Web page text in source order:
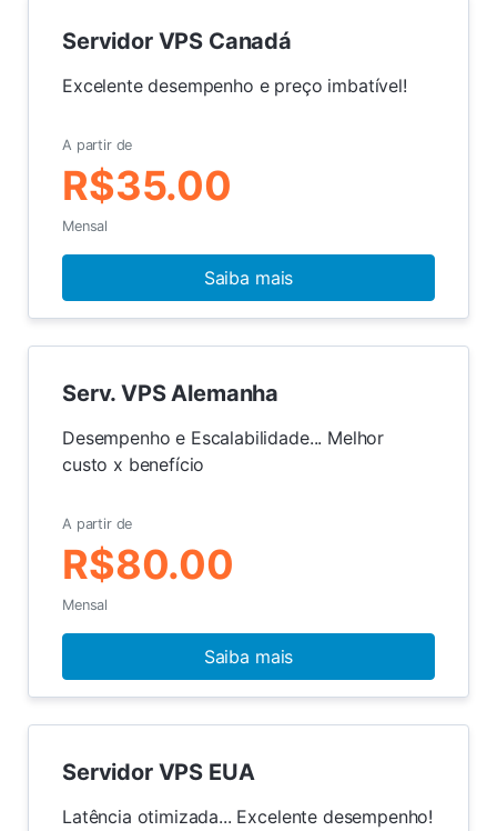
Servidor VPS Canadá
Excelente desempenho e preço imbatível!
A partir de
R$35.00
Mensal
Saiba mais
Serv. VPS Alemanha
Desempenho e Escalabilidade... Melhor
custo x benefício
A partir de
R$80.00
Mensal
Saiba mais
Servidor VPS EUA
Latência otimizada... Excelente desempenho!